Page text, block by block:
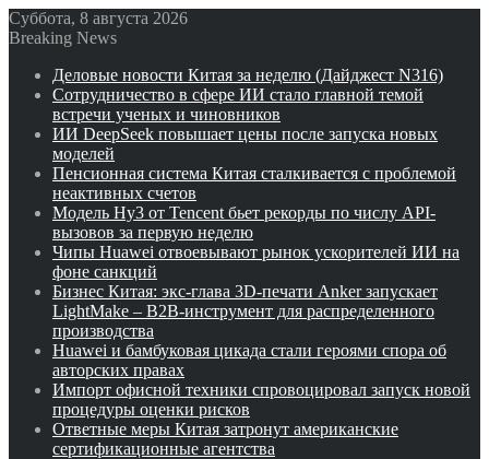
Суббота, 8 августа 2026
Breaking News
Деловые новости Китая за неделю (Дайджест N316)
Сотрудничество в сфере ИИ стало главной темой
встречи ученых и чиновников
ИИ DeepSeek повышает цены после запуска новых
моделей
Пенсионная система Китая сталкивается с проблемой
неактивных счетов
Модель Hy3 от Tencent бьет рекорды по числу API-
вызовов за первую неделю
Чипы Huawei отвоевывают рынок ускорителей ИИ на
фоне санкций
Бизнес Китая: экс-глава 3D-печати Anker запускает
LightMake – B2B-инструмент для распределенного
производства
Huawei и бамбуковая цикада стали героями спора об
авторских правах
Импорт офисной техники спровоцировал запуск новой
процедуры оценки рисков
Ответные меры Китая затронут американские
сертификационные агентства